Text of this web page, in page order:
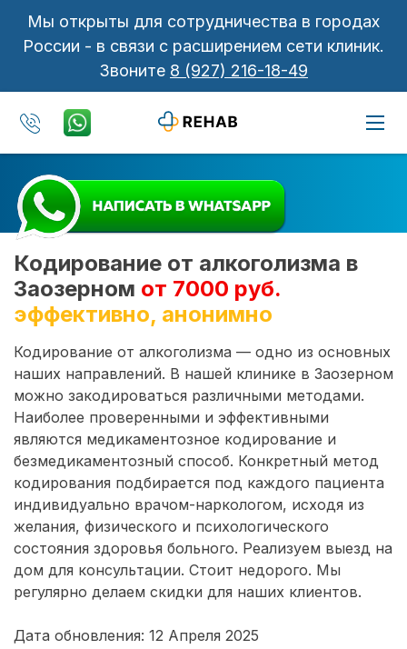
Мы открыты для сотрудничества в городах
России - в связи с расширением сети клиник.
Звоните 8 (927) 216-18-49
Кодирование от алкоголизма в
Заозерном от 7000 руб.
эффективно, анонимно
Кодирование от алкоголизма — одно из основных
наших направлений. В нашей клинике в Заозерном
можно закодироваться различными методами.
Наиболее проверенными и эффективными
являются медикаментозное кодирование и
безмедикаментозный способ. Конкретный метод
кодирования подбирается под каждого пациента
индивидуально врачом-наркологом, исходя из
желания, физического и психологического
состояния здоровья больного. Реализуем выезд на
дом для консультации. Стоит недорого. Мы
регулярно делаем скидки для наших клиентов.
Дата обновления: 12 Апреля 2025